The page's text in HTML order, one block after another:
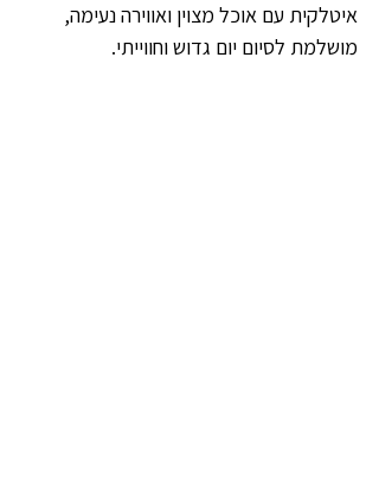
איטלקית עם אוכל מצוין ואווירה נעימה,
מושלמת לסיום יום גדוש וחווייתי.